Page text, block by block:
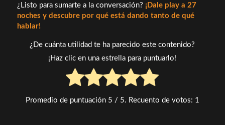
¿Listo para sumarte a la conversación? ¡Dale play a 27
noches y descubre por qué está dando tanto de qué
hablar!
¿De cuánta utilidad te ha parecido este contenido?
¡Haz clic en una estrella para puntuarlo!
Promedio de puntuación 5 / 5. Recuento de votos: 1